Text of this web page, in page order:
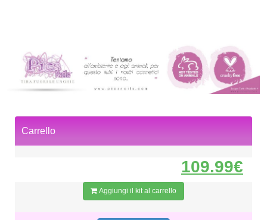
Carrello
109.99€
Aggiungi il kit al carrello